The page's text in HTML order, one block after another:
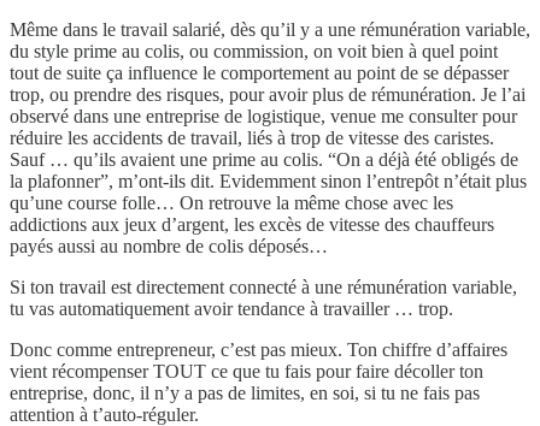
Même dans le travail salarié, dès qu’il y a une rémunération variable,
du style prime au colis, ou commission, on voit bien à quel point
tout de suite ça influence le comportement au point de se dépasser
trop, ou prendre des risques, pour avoir plus de rémunération. Je l’ai
observé dans une entreprise de logistique, venue me consulter pour
réduire les accidents de travail, liés à trop de vitesse des caristes.
Sauf … qu’ils avaient une prime au colis. “On a déjà été obligés de
la plafonner”, m’ont-ils dit. Evidemment sinon l’entrepôt n’était plus
qu’une course folle… On retrouve la même chose avec les
addictions aux jeux d’argent, les excès de vitesse des chauffeurs
payés aussi au nombre de colis déposés…
Si ton travail est directement connecté à une rémunération variable,
tu vas automatiquement avoir tendance à travailler … trop.
Donc comme entrepreneur, c’est pas mieux. Ton chiffre d’affaires
vient récompenser TOUT ce que tu fais pour faire décoller ton
entreprise, donc, il n’y a pas de limites, en soi, si tu ne fais pas
attention à t’auto-réguler.